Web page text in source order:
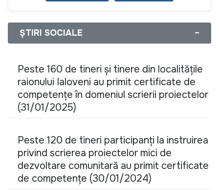
ȘTIRI SOCIALE −
Peste 160 de tineri și tinere din localitățile
raionului Ialoveni au primit certificate de
competențe în domeniul scrierii proiectelor
(31/01/2025)
Peste 120 de tineri participanți la instruirea
privind scrierea proiectelor mici de
dezvoltare comunitară au primit certificate
de competențe (30/01/2024)